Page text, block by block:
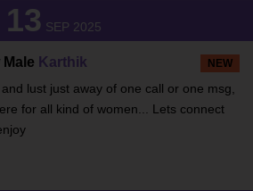
13 SEP 2025
NEW
Male Karthik
lust just away of one call or one msg,
for all kind of women... Lets connect